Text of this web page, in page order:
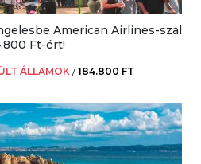
American Airlines-szal
Ft-ért!
ÁLLAMOK /184.800 FT